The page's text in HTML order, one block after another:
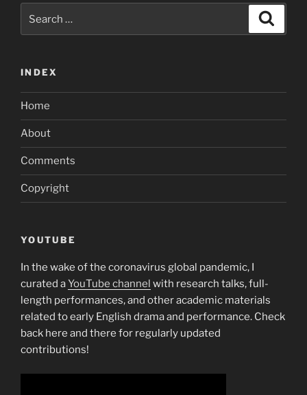
for:
INDEX
Home
About
Comments
Copyright
YOUTUBE
In the wake of the coronavirus global pandemic, I
curated aYouTube channel with research talks, full-
length performances, and other academic materials
related to early English drama and performance. Check
back here and there for regularly updated
contributions!